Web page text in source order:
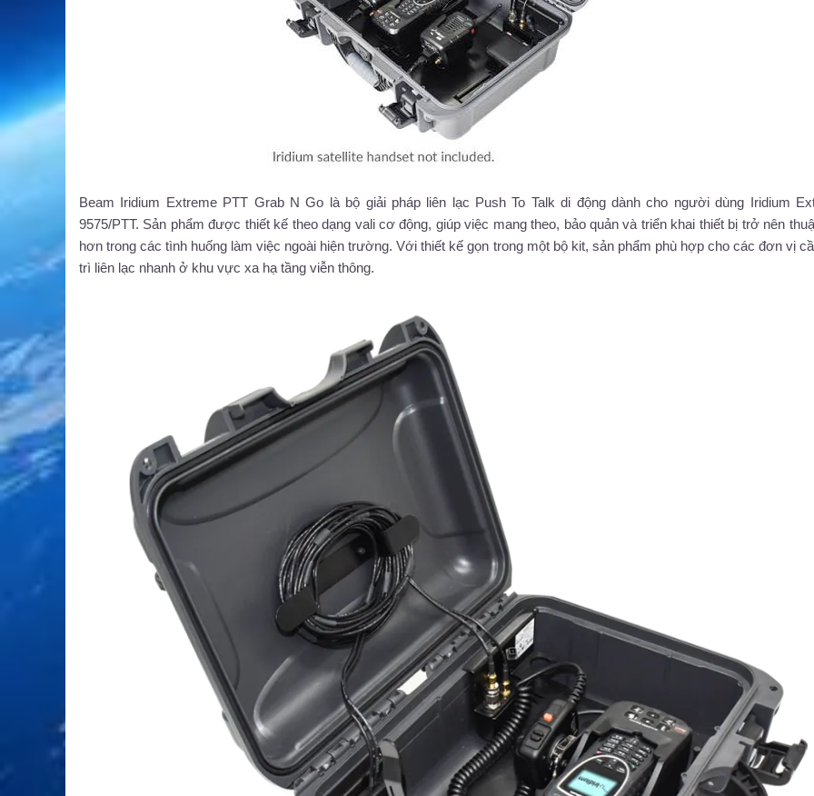
Beam Iridium Extreme PTT Grab N Go là bộ giải pháp liên lạc Push To Talk di động dành cho người dùng Iridium
9575/PTT. Sản phẩm được thiết kế theo dạng vali cơ động, giúp việc mang theo, bảo quản và triển khai thiết bị trở nên
hơn trong các tình huống làm việc ngoài hiện trường. Với thiết kế gọn trong một bộ kit, sản phẩm phù hợp cho các đơn vị
trì liên lạc nhanh ở khu vực xa hạ tầng viễn thông.